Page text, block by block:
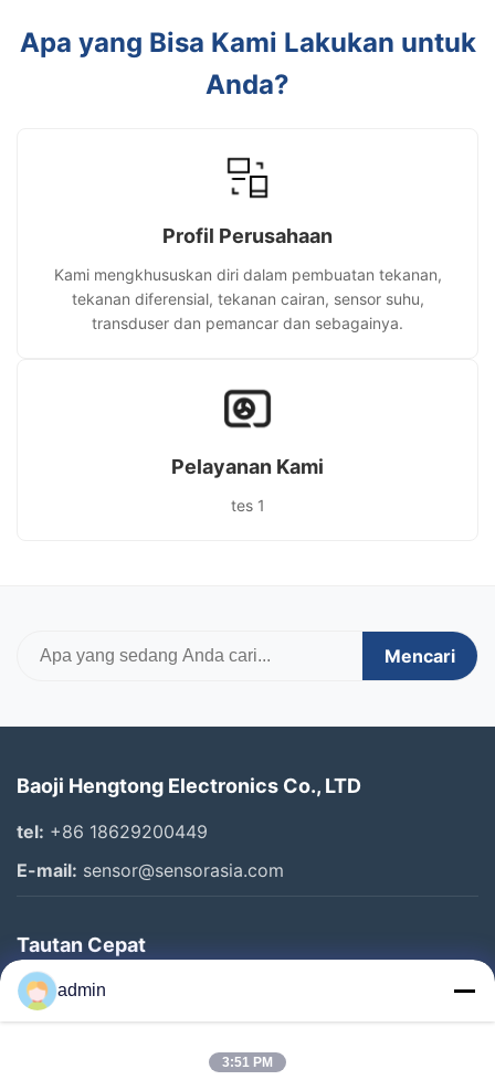
Apa yang Bisa Kami Lakukan untuk
Anda?
Profil Perusahaan
Kami mengkhususkan diri dalam pembuatan tekanan,
tekanan diferensial, tekanan cairan, sensor suhu,
transduser dan pemancar dan sebagainya.
Pelayanan Kami
tes 1
Mencari
Baoji Hengtong Electronics Co., LTD
tel: +86 18629200449
E-mail: sensor@sensorasia.com
Tautan Cepat
Rumah
Produk
admin
3:51 PM